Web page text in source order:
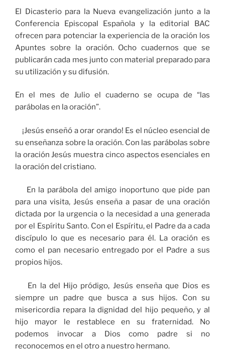
El Dicasterio para la Nueva evangelización junto a la
Conferencia Episcopal Española y la editorial BAC
ofrecen para potenciar la experiencia de la oración los
Apuntes sobre la oración. Ocho cuadernos que se
publicarán cada mes junto con material preparado para
su utilización y su difusión.
En el mes de Julio el cuaderno se ocupa de “las
parábolas en la oración”.
¡Jesús enseñó a orar orando! Es el núcleo esencial de
su enseñanza sobre la oración. Con las parábolas sobre
la oración Jesús muestra cinco aspectos esenciales en
la oración del cristiano.
En la parábola del amigo inoportuno que pide pan
para una visita, Jesús enseña a pasar de una oración
dictada por la urgencia o la necesidad a una generada
por el Espíritu Santo. Con el Espíritu, el Padre da a cada
discípulo lo que es necesario para él. La oración es
como el pan necesario entregado por el Padre a sus
propios hijos.
En la del Hijo pródigo, Jesús enseña que Dios es
siempre un padre que busca a sus hijos. Con su
misericordia repara la dignidad del hijo pequeño, y al
hijo mayor le restablece en su fraternidad. No
podemos invocar a Dios como padre si no
reconocemos en el otro a nuestro hermano.